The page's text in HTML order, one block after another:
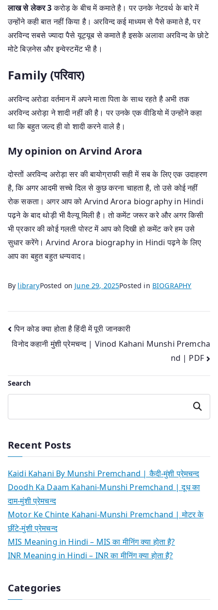
लाख से लेकर 3करोड़ के बीच में कमाते है। पर उनके नेटवर्थ के बारे में
उन्होंने कही बात नहीं किया है। अरविन्द कई माध्यम से पैसे कमाते है, पर
अरविन्द सबसे ज्यादा पैसे यूट्यूब से कमाते है इसके अलावा अरविन्द के छोटे
मोटे बिज़नेस और इन्वेस्टमेंट भी है।
Family (परिवार)
अरविन्द अरोडा वर्तमान में अपने माता पिता के साथ रहते है अभी तक
अरविन्द अरोड़ा ने शादी नहीं की है। पर उनके एक वीडियो में उन्होंने कहा
था कि बहुत जल्द ही वो शादी करने वाले है।
My opinion on Arvind Arora
दोस्तों अरविन्द अरोड़ा सर की बायोग्राफी सही में सब के लिए एक उदाहरण
है, कि अगर आदमी सच्चे दिल से कुछ करना चाहता है, तो उसे कोई नहीं
रोक सकता। अगर आप को Arvind Arora biography in Hindi
पढ़ने के बाद थोड़ी भी वैल्यू मिली है। तो कमेंट जरूर करे और अगर किसी
भी प्रकार की कोई गलती पोस्ट में आप को दिखी हो कमेंट करे हम उसे
सुधार करेंगे। Arvind Arora biography in Hindi पढ़ने के लिए
आप का बहुत बहुत धन्यवाद।
By libraryPosted on June 29, 2025Posted in BIOGRAPHY
Post
navigation
पिन कोड क्या होता है हिंदी में पूरी जानकारी
विनोद कहानी मुंशी प्रेमचन्द | Vinod Kahani Munshi Premcha
nd | PDF
Search
Search
Recent Posts
Kaidi Kahani By Munshi Premchand | कैदी-मुंशी प्रेमचन्द
Doodh Ka Daam Kahani-Munshi Premchand | दूध का
दाम-मुंशी प्रेमचन्द
Motor Ke Chinte Kahani-Munshi Premchand | मोटर के
छींटे-मुंशी प्रेमचन्द
MIS Meaning in Hindi – MIS का मीनिंग क्या होता है?
INR Meaning in Hindi – INR का मीनिंग क्या होता है?
Categories